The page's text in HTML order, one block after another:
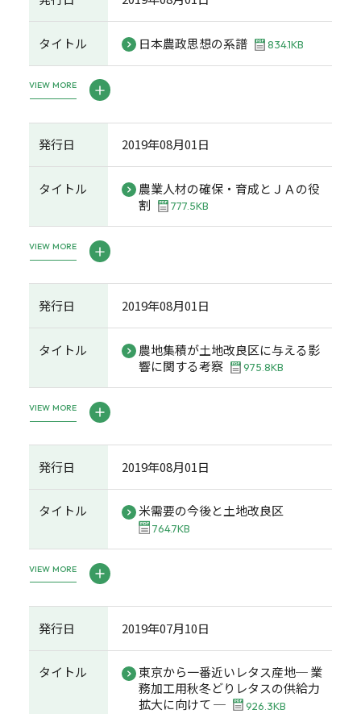
タイトル 日本農政思想の系譜 834.1KB
VIEW MORE
発行日 2019年08月01日
タイトル
農業人材の確保・育成とＪＡの役
割
777.5KB
VIEW MORE
発行日 2019年08月01日
タイトル
農地集積が土地改良区に与える影
響に関する考察
975.8KB
VIEW MORE
発行日 2019年08月01日
タイトル 米需要の今後と土地改良区
764.7KB
VIEW MORE
発行日 2019年07月10日
タイトル
東京から一番近いレタス産地─ 業
務加工用秋冬どりレタスの供給力
拡大に向けて ─
926.3KB